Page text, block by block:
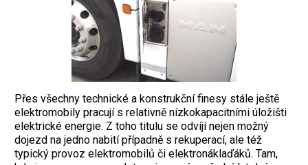
Přes všechny technické a konstrukční finesy stále ještě
elektromobily pracují s relativně nízkokapacitními úložišti
elektrické energie. Z toho titulu se odvíjí nejen možný
dojezd na jedno nabití případně s rekuperací, ale též
typický provoz elektromobilů či elektronáklaďáků. Tam,